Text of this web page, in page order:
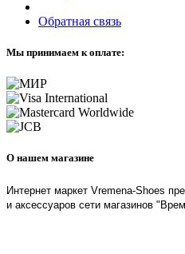
Обратная связь
Мы принимаем к оплате:
О нашем магазине
Интернет маркет Vremena-Shoes
и аксессуаров сети магазинов